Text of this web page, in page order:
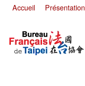
Accueil Présentation